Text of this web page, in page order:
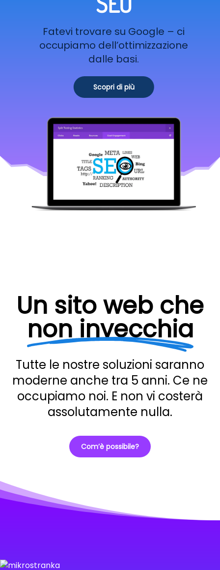
Fatevi trovare su Google – ci
occupiamo dell’ottimizzazione
dalle basi.
Scopri di più
Un sito web che
non invecchia
Tutte le nostre soluzioni saranno
moderne anche tra 5 anni. Ce ne
occupiamo noi. E non vi costerà
assolutamente nulla.
Com’è possibile?